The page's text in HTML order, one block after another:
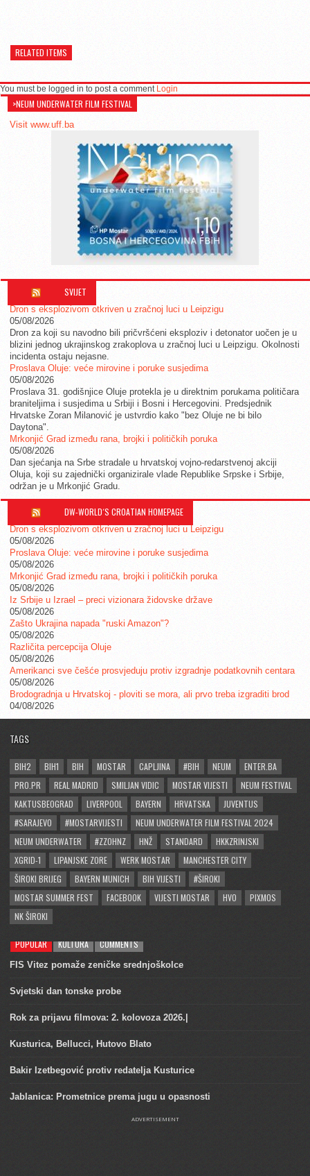
RELATED ITEMS
You must be logged in to post a comment Login
>NEUM UNDERWATER FILM FESTIVAL
Visit www.uff.ba
SVIJET
Dron s eksplozivom otkriven u zračnoj luci u Leipzigu
05/08/2026
Dron za koji su navodno bili pričvršćeni eksploziv i detonator uočen je u
blizini jednog ukrajinskog zrakoplova u zračnoj luci u Leipzigu. Okolnosti
incidenta ostaju nejasne.
Proslava Oluje: veće mirovine i poruke susjedima
05/08/2026
Proslava 31. godišnjice Oluje protekla je u direktnim porukama političara
braniteljima i susjedima u Srbiji i Bosni i Hercegovini. Predsjednik
Hrvatske Zoran Milanović je ustvrdio kako "bez Oluje ne bi bilo
Daytona".
Mrkonjić Grad između rana, brojki i političkih poruka
05/08/2026
Dan sjećanja na Srbe stradale u hrvatskoj vojno-redarstvenoj akciji
Oluja, koji su zajednički organizirale vlade Republike Srpske i Srbije,
održan je u Mrkonjić Gradu.
DW-WORLD´S CROATIAN HOMEPAGE
Dron s eksplozivom otkriven u zračnoj luci u Leipzigu
05/08/2026
Proslava Oluje: veće mirovine i poruke susjedima
05/08/2026
Mrkonjić Grad između rana, brojki i političkih poruka
05/08/2026
Iz Srbije u Izrael – preci vizionara židovske države
05/08/2026
Zašto Ukrajina napada "ruski Amazon"?
05/08/2026
Različita percepcija Oluje
05/08/2026
Amerikanci sve češće prosvjeduju protiv izgradnje podatkovnih centara
05/08/2026
Brodogradnja u Hrvatskoj - ploviti se mora, ali prvo treba izgraditi brod
04/08/2026
TAGS
BIH2 BIH1 BIH MOSTAR CAPLJINA #BIH NEUM
ENTER.BA
PRO.PR
REAL MADRID SMILJAN VIDIC MOSTAR VIJESTI
NEUM FESTIVAL
KAKTUSBEOGRAD
LIVERPOOL BAYERN HRVATSKA
JUVENTUS
#SARAJEVO
#MOSTARVIJESTI
NEUM UNDERWATER FILM FESTIVAL 2024
NEUM UNDERWATER
#ZZOHNZ HNŽ STANDARD
HKKZRINJSKI
XGRID-1
LIPANJSKE ZORE WERK MOSTAR
MANCHESTER CITY
ŠIROKI BRIJEG
BAYERN MUNICH BIH VIJESTI
#ŠIROKI
MOSTAR SUMMER FEST
FACEBOOK VIJESTI MOSTAR HVO
PIXMOS
NK ŠIROKI
POPULAR KULTURA COMMENTS
FIS Vitez pomaže zeničke srednjoškolce
Svjetski dan tonske probe
Rok za prijavu filmova: 2. kolovoza 2026.|
Kusturica, Bellucci, Hutovo Blato
Bakir Izetbegović protiv redatelja Kusturice
Jablanica: Prometnice prema jugu u opasnosti
ADVERTISEMENT